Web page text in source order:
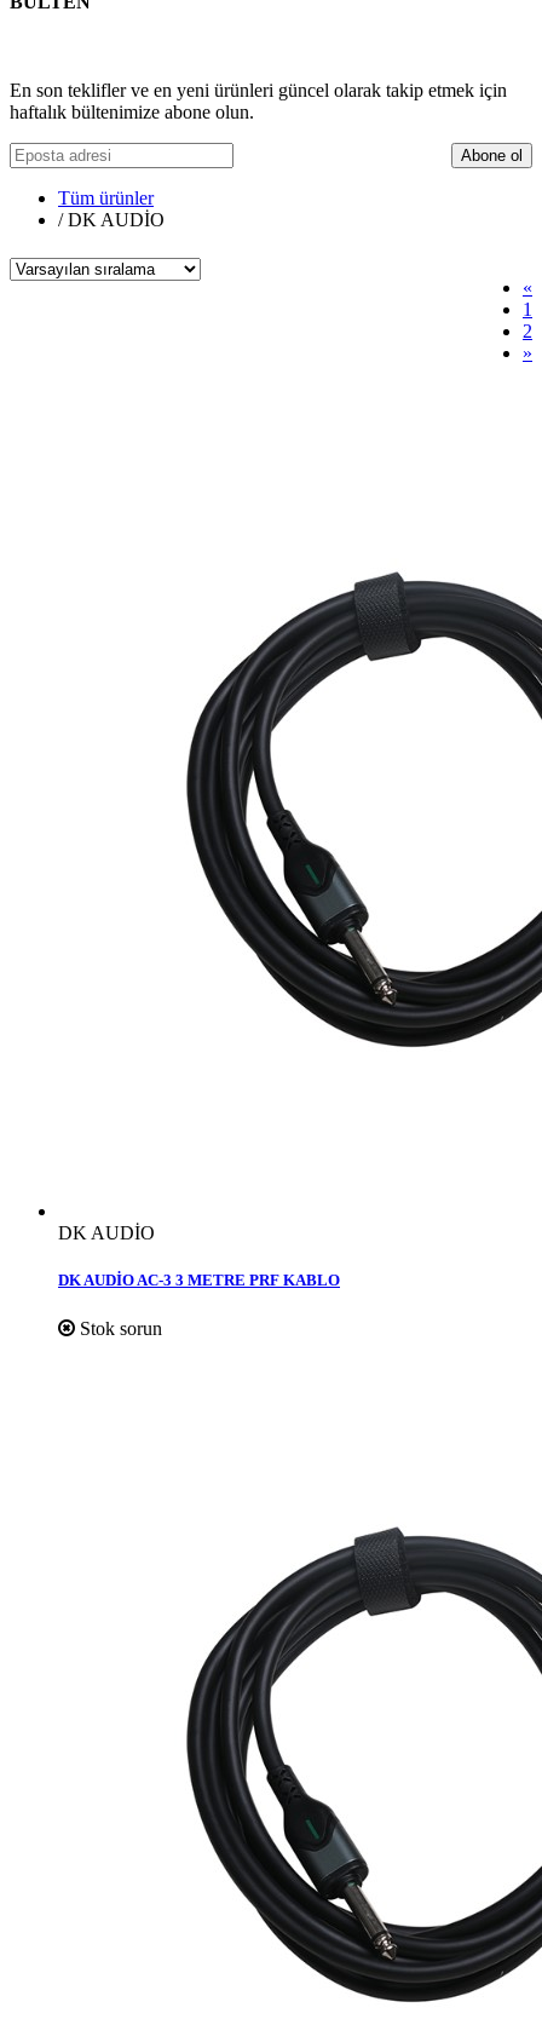
En son teklifler ve en yeni ürünleri güncel olarak takip etmek için
haftalık bültenimize abone olun.
Abone ol
Tüm ürünler
/DK AUDİO
«
1
2
»
DK AUDİO
DK AUDİO AC-3 3 METRE PRF KABLO
Stok sorun